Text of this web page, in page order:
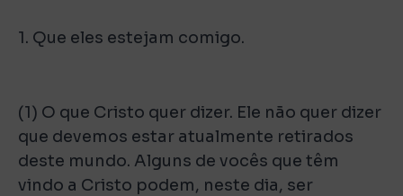
1. Que eles estejam comigo.
(1) O que Cristo quer dizer. Ele não quer dizer
que devemos estar atualmente retirados
deste mundo. Alguns de vocês que têm
vindo a Cristo podem, neste dia, ser